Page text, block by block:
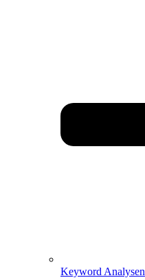
Keyword Analysen